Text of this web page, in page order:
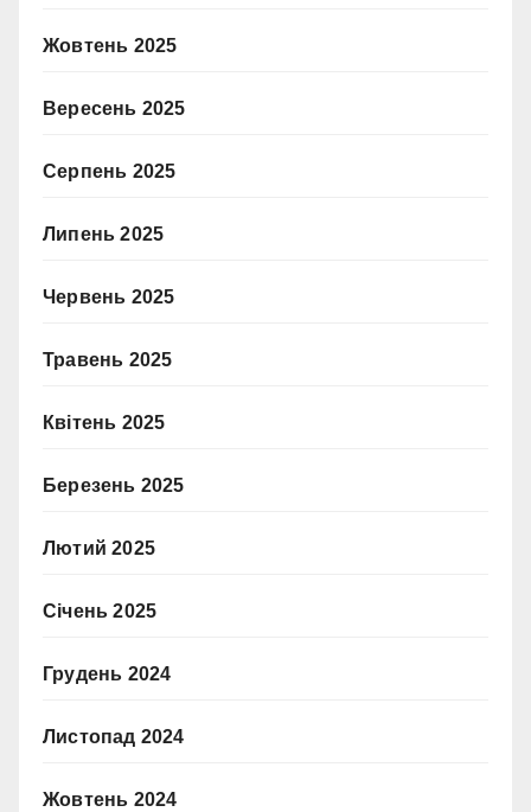
Жовтень 2025
Вересень 2025
Серпень 2025
Липень 2025
Червень 2025
Травень 2025
Квітень 2025
Березень 2025
Лютий 2025
Січень 2025
Грудень 2024
Листопад 2024
Жовтень 2024